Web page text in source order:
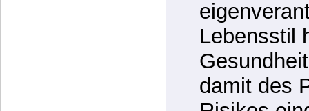
dass ein
Einzug
Lebensstil